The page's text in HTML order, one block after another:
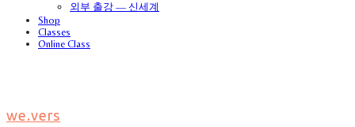
외부 출강 — 신세계
Shop
Classes
Online Class
we.vers